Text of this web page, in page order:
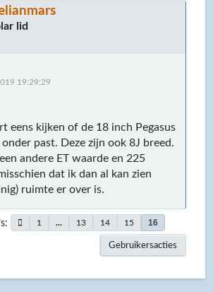
lid
19:29:29
eens kijken of de 18 inch Pegasus
past. Deze zijn ook 8J breed.
andere ET waarde en 225
dat ik dan al kan zien
ruimte er over is.
1 ... 13 14 15 16
Gebruikersacties